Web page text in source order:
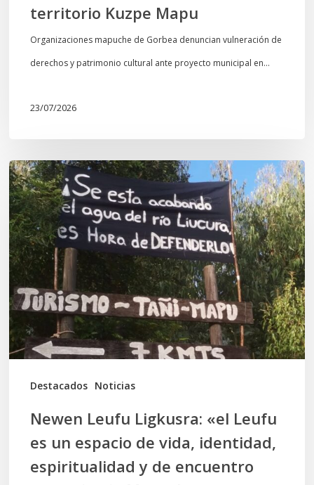
territorio Kuzpe Mapu
Organizaciones mapuche de Gorbea denuncian vulneración de
derechos y patrimonio cultural ante proyecto municipal en…
23/07/2026
Destacados Noticias
Newen
Leufu
Ligkusra:
«el
Leufu
es
un
espacio
de
vida,
espiritualidad
Newen Leufu Ligkusra: «el Leufu
es un espacio de vida, identidad,
espiritualidad y de encuentro